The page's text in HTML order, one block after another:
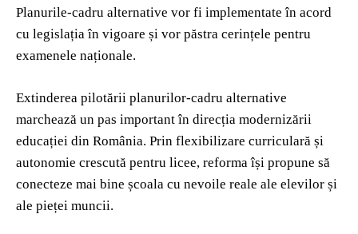
Planurile-cadru alternative vor fi implementate în acord
cu legislația în vigoare și vor păstra cerințele pentru
examenele naționale.
Extinderea pilotării planurilor-cadru alternative
marchează un pas important în direcția modernizării
educației din România. Prin flexibilizare curriculară și
autonomie crescută pentru licee, reforma își propune să
conecteze mai bine școala cu nevoile reale ale elevilor și
ale pieței muncii.